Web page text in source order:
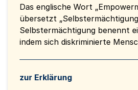
Das englische Wort
übersetzt
Selbstermächtigung benennt
indem sich diskriminierte
zur Erklärung